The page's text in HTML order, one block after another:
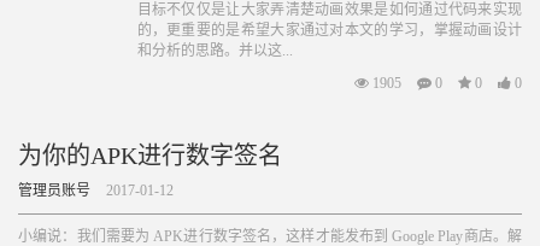
目标不仅仅是让大家弄清楚动画效果是如何通过代码来实现
的，更重要的是希望大家通过对本文的学习，掌握动画设计
和分析的思路。并以这...
1905
0 0 0
为你的APK进行数字签名
管理员账号 2017-01-12
小编说：我们需要为 APK进行数字签名，这样才能发布到 Google Play商店。解